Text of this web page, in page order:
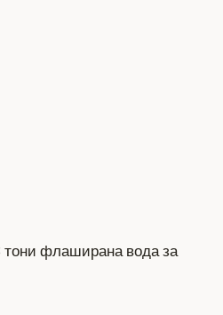
флаширана вода за